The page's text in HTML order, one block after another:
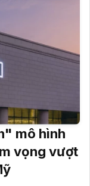
mô hình
vọng vượt